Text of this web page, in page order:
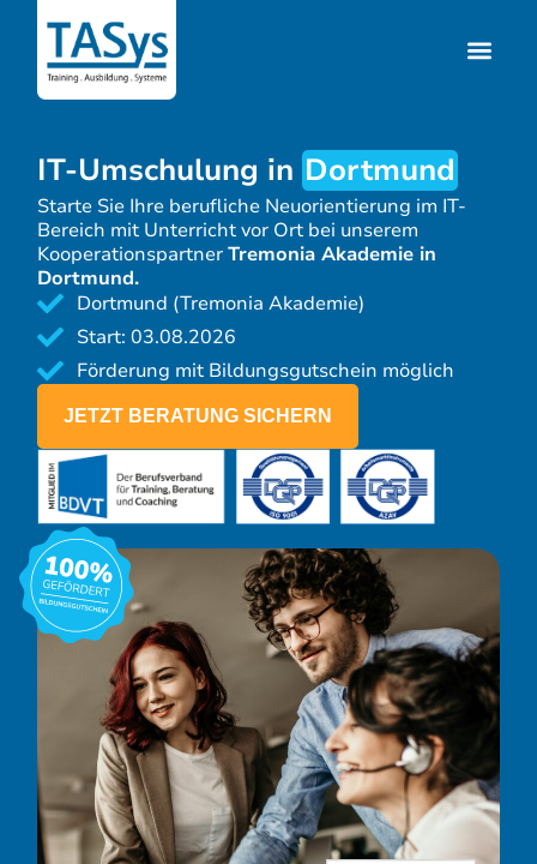
IT-Umschulung in Dortmund
Starte Sie Ihre berufliche Neuorientierung im IT-
Bereich mit Unterricht vor Ort bei unserem
KooperationspartnerTremonia Akademie in
Dortmund.
Dortmund (Tremonia Akademie)
Start: 03.08.2026
Förderung mit Bildungsgutschein möglich
JETZT BERATUNG SICHERN